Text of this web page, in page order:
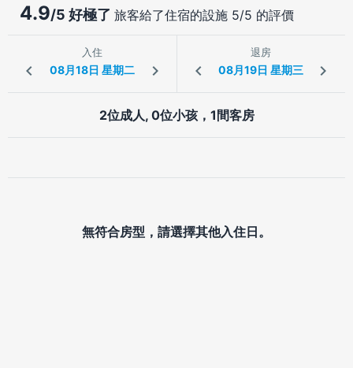
4.9/5 好極了 旅客給了住宿的設施 5/5 的評價
入住 退房
2位成人, 0位小孩，1間客房
無符合房型，請選擇其他入住日。